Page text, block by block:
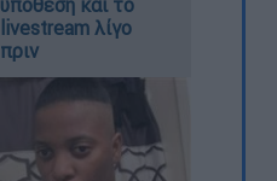
livestream λίγο
πριν